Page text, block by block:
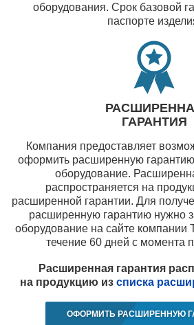
оборудования. Срок базовой
паспорте
ГАРАНТИЯ
Компания предоставляет
оформить расширенную
оборудование.
распространяется на
расширенной гарантии. Для
расширенную гарантию нужно
оборудование на сайте компании
течение 60 дней с момента
Расширенная гарантия
на продукцию из списка
ОФОРМИТЬ РАСШИРЕННУЮ